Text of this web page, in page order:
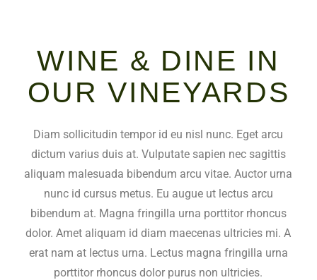
WINE & DINE IN
OUR VINEYARDS
Diam sollicitudin tempor id eu nisl nunc. Eget arcu
dictum varius duis at. Vulputate sapien nec sagittis
aliquam malesuada bibendum arcu vitae. Auctor urna
nunc id cursus metus. Eu augue ut lectus arcu
bibendum at. Magna fringilla urna porttitor rhoncus
dolor. Amet aliquam id diam maecenas ultricies mi. A
erat nam at lectus urna. Lectus magna fringilla urna
porttitor rhoncus dolor purus non ultricies.